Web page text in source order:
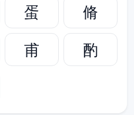
蛋
脩
甫
酌